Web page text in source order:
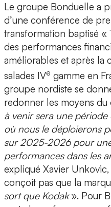
Le groupe Bonduelle a
d’une conférence de
transformation baptisé «
des performances
améliorables et après la
salades IVe gamme en
groupe nordiste se
redonner les moyens
à venir sera une
où nous le déploierons
sur 2025-2026 pour
performances dans les
expliqué Xavier
conçoit pas que la
sort que Kodak». Pour